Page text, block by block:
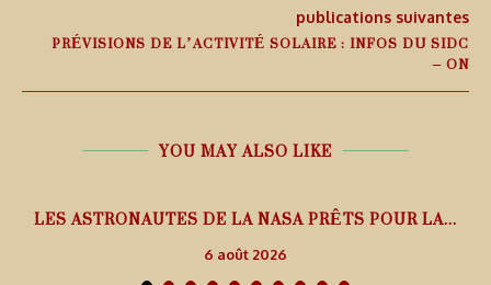
publications suivantes
PRÉVISIONS DE L’ACTIVITÉ SOLAIRE : INFOS DU SIDC
– ON
YOU MAY ALSO LIKE
LES ASTRONAUTES DE LA NASA PRÊTS POUR LA...
6 août 2026